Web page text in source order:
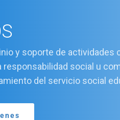
y soporte de actividades
responsabilidad social u
del servicio social